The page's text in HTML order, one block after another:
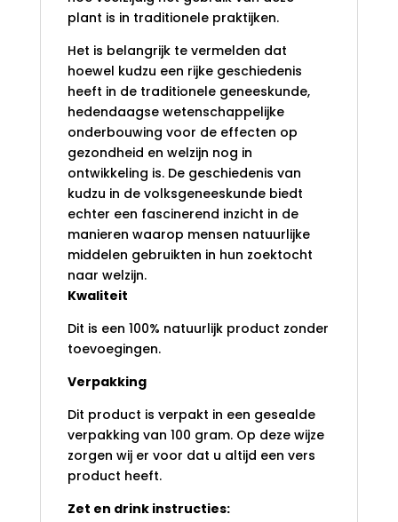
plant is in traditionele praktijken.
Het is belangrijk te vermelden dat
hoewel kudzu een rijke geschiedenis
heeft in de traditionele geneeskunde,
hedendaagse wetenschappelijke
onderbouwing voor de effecten op
gezondheid en welzijn nog in
ontwikkeling is. De geschiedenis van
kudzu in de volksgeneeskunde biedt
echter een fascinerend inzicht in de
manieren waarop mensen natuurlijke
middelen gebruikten in hun zoektocht
naar welzijn.
Kwaliteit
Dit is een 100% natuurlijk product zonder
toevoegingen.
Verpakking
Dit product is verpakt in een gesealde
verpakking van 100 gram. Op deze wijze
zorgen wij er voor dat u altijd een vers
product heeft.
Zet en drink instructies: